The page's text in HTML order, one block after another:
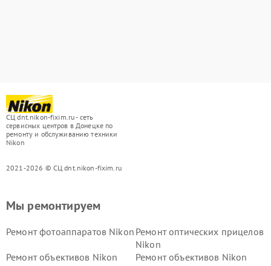
СЦ dnt.nikon-fixim.ru - сеть
сервисных центров в Донецке по
ремонту и обслуживанию техники
Nikon
2021-2026 © СЦ dnt.nikon-fixim.ru
Мы ремонтируем
Ремонт фотоаппаратов Nikon Ремонт оптических прицелов
Nikon
Ремонт объективов Nikon
Ремонт объективов Nikon